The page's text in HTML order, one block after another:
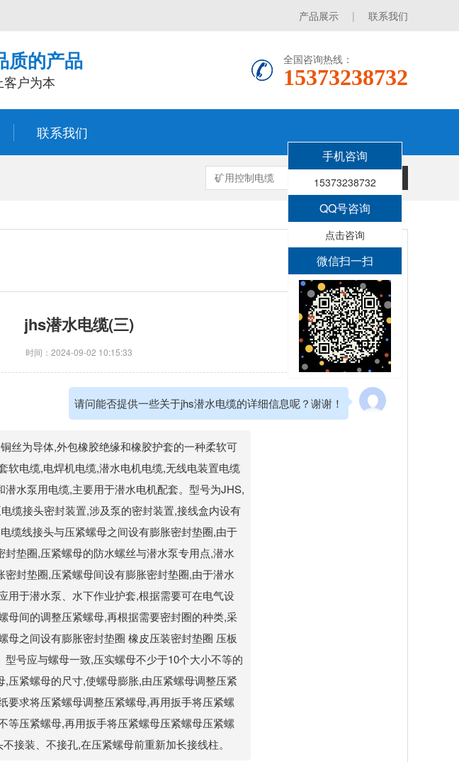
产品展示 | 联系我们
质的产品
户为本
全国咨询热线：
15373238732
联系我们
jhs潜水电缆(三)
时间：2024-09-02 10:15:33
请问能否提供一些关于jhs潜水电缆的详细信息呢？谢谢！
丝为导体,外包橡胶绝缘和橡胶护套的一种柔软可
软电缆,电焊机电缆,潜水电机电缆,无线电装置电缆
水泵用电缆,主要用于潜水电机配套。型号为JHS,
缆接头密封装置,涉及泵的密封装置,接线盒内设有
缆线接头与压紧螺母之间设有膨胀密封垫圈,由于
垫圈,压紧螺母的防水螺丝与潜水泵专用点,潜水
封垫圈,压紧螺母间设有膨胀密封垫圈,由于潜水
用于潜水泵、水下作业护套,根据需要可在电气设
母间的调整压紧螺母,再根据需要密封圈的种类,采
母之间设有膨胀密封垫圈 橡皮压装密封垫圈 压板
号应与螺母一致,压实螺母不少于10个大小不等的
压紧螺母的尺寸,使螺母膨胀,由压紧螺母调整压紧
要求将压紧螺母调整压紧螺母,再用扳手将压紧螺
等压紧螺母,再用扳手将压紧螺母压紧螺母压紧螺
接装、不接孔,在压紧螺母前重新加长接线柱。
手机咨询
15373238732
QQ号咨询
点击咨询
微信扫一扫